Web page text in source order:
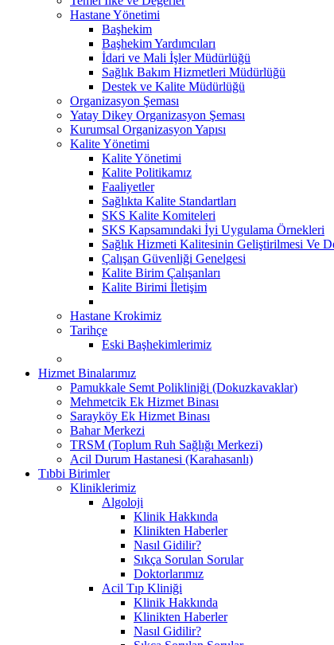
Hastane Yönetimi
Başhekim
Başhekim Yardımcıları
İdari ve Mali İşler Müdürlüğü
Sağlık Bakım Hizmetleri Müdürlüğü
Destek ve Kalite Müdürlüğü
Organizasyon Şeması
Yatay Dikey Organizasyon Şeması
Kurumsal Organizasyon Yapısı
Kalite Yönetimi
Kalite Yönetimi
Kalite Politikamız
Faaliyetler
Sağlıkta Kalite Standartları
SKS Kalite Komiteleri
SKS Kapsamındaki İyi Uygulama Örnekleri
Sağlık Hizmeti Kalitesinin Geliştirilmesi Ve
Çalışan Güvenliği Genelgesi
Kalite Birim Çalışanları
Kalite Birimi İletişim
Hastane Krokimiz
Tarihçe
Eski Başhekimlerimiz
Hizmet Binalarımız
Pamukkale Semt Polikliniği (Dokuzkavaklar)
Mehmetcik Ek Hizmet Binası
Sarayköy Ek Hizmet Binası
Bahar Merkezi
TRSM (Toplum Ruh Sağlığı Merkezi)
Acil Durum Hastanesi (Karahasanlı)
Tıbbi Birimler
Kliniklerimiz
Algoloji
Klinik Hakkında
Klinikten Haberler
Nasıl Gidilir?
Sıkça Sorulan Sorular
Doktorlarımız
Acil Tıp Kliniği
Klinik Hakkında
Klinikten Haberler
Nasıl Gidilir?